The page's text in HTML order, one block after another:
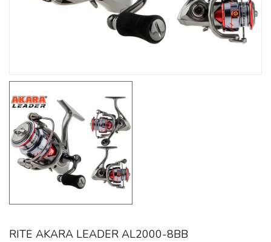
RITĖ AKARA LEADER AL2000-8BB